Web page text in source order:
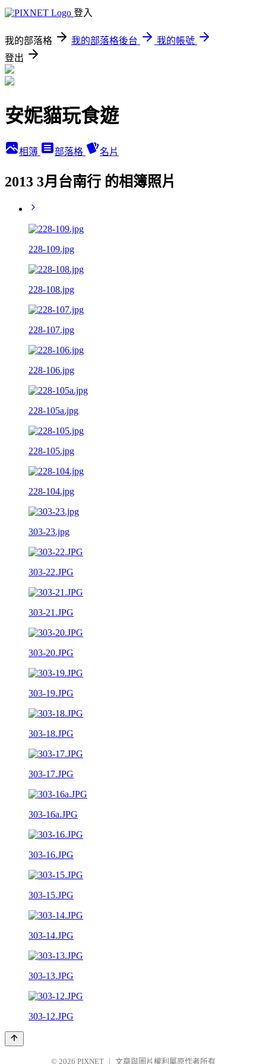
登入
我的部落格 我的部落格後台
我的帳號
登出
安妮貓玩食遊
相簿 部落格 名片
2013 3月台南行 的相簿照片
228-109.jpg
228-108.jpg
228-107.jpg
228-106.jpg
228-105a.jpg
228-105.jpg
228-104.jpg
303-23.jpg
303-22.JPG
303-21.JPG
303-20.JPG
303-19.JPG
303-18.JPG
303-17.JPG
303-16a.JPG
303-16.JPG
303-15.JPG
303-14.JPG
303-13.JPG
303-12.JPG
© 2026 PIXNET 文章與圖片權利屬原作者所有